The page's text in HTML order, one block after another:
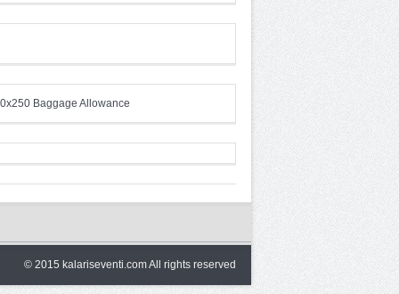
© 2015 kalariseventi.com All rights reserved